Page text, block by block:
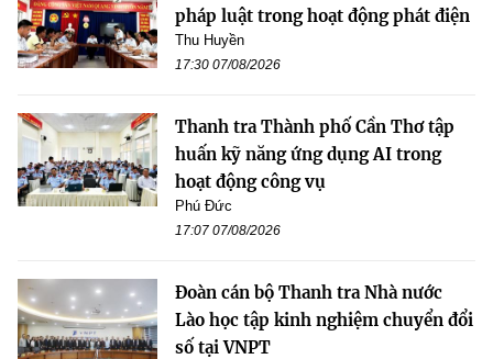
pháp luật trong hoạt động phát điện
Thu Huyền
17:30 07/08/2026
Thanh tra Thành phố Cần Thơ tập
huấn kỹ năng ứng dụng AI trong
hoạt động công vụ
Phú Đức
17:07 07/08/2026
Đoàn cán bộ Thanh tra Nhà nước
Lào học tập kinh nghiệm chuyển đổi
số tại VNPT